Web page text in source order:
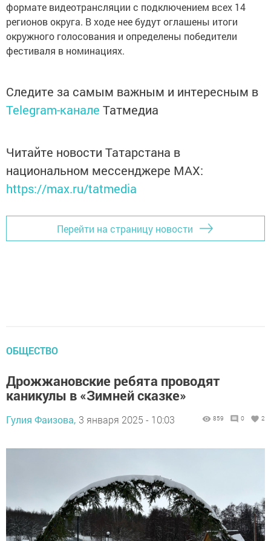
формате видеотрансляции с подключением всех 14
регионов округа. В ходе нее будут оглашены итоги
окружного голосования и определены победители
фестиваля в номинациях.
Следите за самым важным и интересным в
Telegram-канале Татмедиа
Читайте новости Татарстана в
национальном мессенджере MАХ:
https://max.ru/tatmedia
Перейти на страницу новости
ОБЩЕСТВО
Дрожжановские ребята проводят
каникулы в «Зимней сказке»
Гулия Фаизова, 3 января 2025 - 10:03 859 0 2